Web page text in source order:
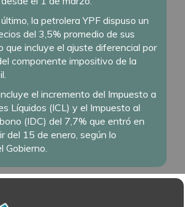
la petrolera YPF dispuso un
del 3,5% promedio de sus
que incluye el ajuste diferencial por
componente impositivo de la
el incremento del Impuesto a
Líquidos (ICL) y el Impuesto al
(IDC) del 7,7% que entró en
del 15 de enero, según lo
Gobierno.